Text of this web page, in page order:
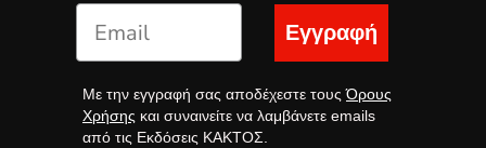
Εγγραφή
Με την εγγραφή σας αποδέχεστε τουςΌρους
Χρήσης και συναινείτε να λαμβάνετε emails
από τις Εκδόσεις ΚΑΚΤΟΣ.